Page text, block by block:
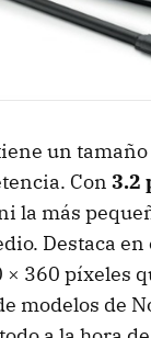
un
Con 3.2
la más
Destaca en
360 píxeles
modelos de